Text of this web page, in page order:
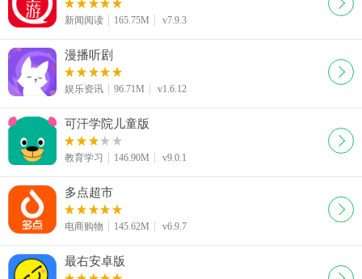
新闻阅读 165.75M v7.9.3
漫播听剧
娱乐资讯 96.71M v1.6.12
可汗学院儿童版
教育学习 146.90M v9.0.1
多点超市
电商购物 145.62M v6.9.7
最右安卓版